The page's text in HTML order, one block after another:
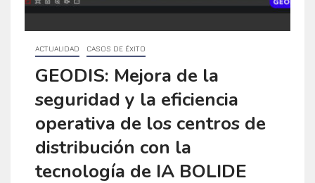
ACTUALIDAD CASOS DE ÉXITO
GEODIS: Mejora de la
seguridad y la eficiencia
operativa de los centros de
distribución con la
tecnología de IA BOLIDE